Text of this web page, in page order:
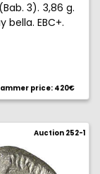
3). 3,86 g.
bella. EBC+.
price: 420€
Auction 252-1